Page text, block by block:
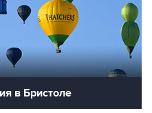
в Бристоле